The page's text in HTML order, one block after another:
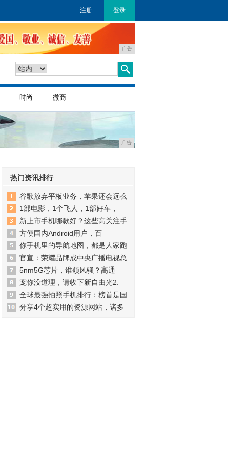
注册 登录
广告
时尚 微商
广告
热门资讯排行
谷歌放弃平板业务，苹果还会远么
1部电影，1个飞人，1部好车，
新上市手机哪款好？这些高关注手
方便国内Android用户，百
你手机里的导航地图，都是人家跑
官宣：荣耀品牌成中央广播电视总
5nm5G芯片，谁领风骚？高通
宠你没道理，请收下新自由光2.
全球最强拍照手机排行：榜首是国
分享4个超实用的资源网站，诸多